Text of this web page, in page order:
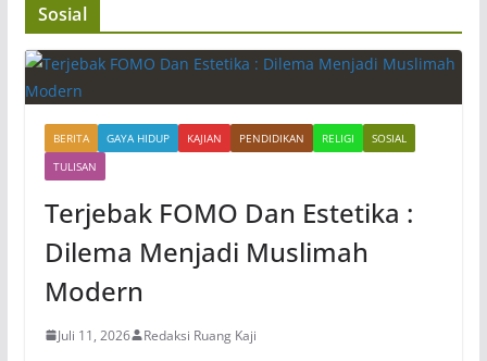
Sosial
BERITA GAYA HIDUP KAJIAN PENDIDIKAN RELIGI
SOSIAL
TULISAN
Terjebak FOMO Dan Estetika :
Dilema Menjadi Muslimah
Modern
Juli 11, 2026 Redaksi Ruang Kaji